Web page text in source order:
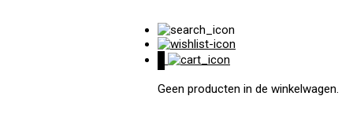
Geen producten in de winkelwagen.